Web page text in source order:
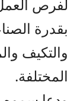
لفرص
بقدرة
والتكيف
المختلفة.